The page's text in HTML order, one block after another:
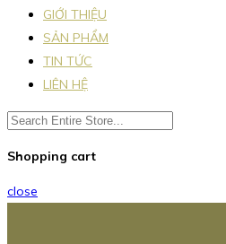
GIỚI THIỆU
SẢN PHẨM
TIN TỨC
LIÊN HỆ
Shopping cart
close